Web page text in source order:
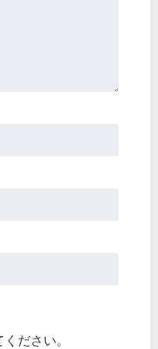
ださい。